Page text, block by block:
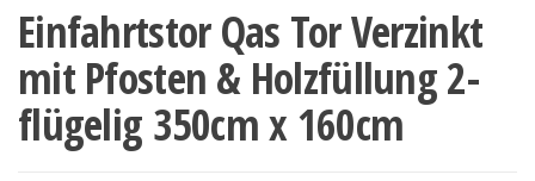
Einfahrtstor Qas Tor Verzinkt
mit Pfosten & Holzfüllung 2-
flügelig 350cm x 160cm